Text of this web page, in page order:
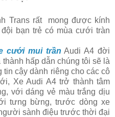
Trans rất mong được kính
bạn trẻ có mùa cưới tràn
cưới mui trần Audi A4 đời
hấp dẫn chúng tôi sẽ là
cậy dành riêng cho các cô
Xe Audi A4 trở thành tâm
với dáng vẻ màu trắng dịu
tưng bừng, trước dòng xe
sành điệu trước thời đại